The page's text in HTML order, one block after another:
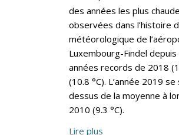
des années les plus
observées dans l’histoire
météorologique de
Luxembourg-Findel
années records de 2018
(10.8 °C). L’année 2019
dessus de la moyenne à
2010 (9.3 °C).
Lire plus